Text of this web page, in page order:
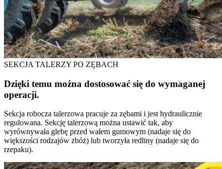
SEKCJA TALERZY PO ZĘBACH
Dzięki temu można dostosować się do wymaganej
operacji.
Sekcja robocza talerzowa pracuje za zębami i jest hydraulicznie
regulowana. Sekcję talerzową można ustawić tak, aby
wyrównywała glebę przed wałem gumowym (nadaje się do
większości rodzajów zbóż) lub tworzyła redliny (nadaje się do
rzepaku).